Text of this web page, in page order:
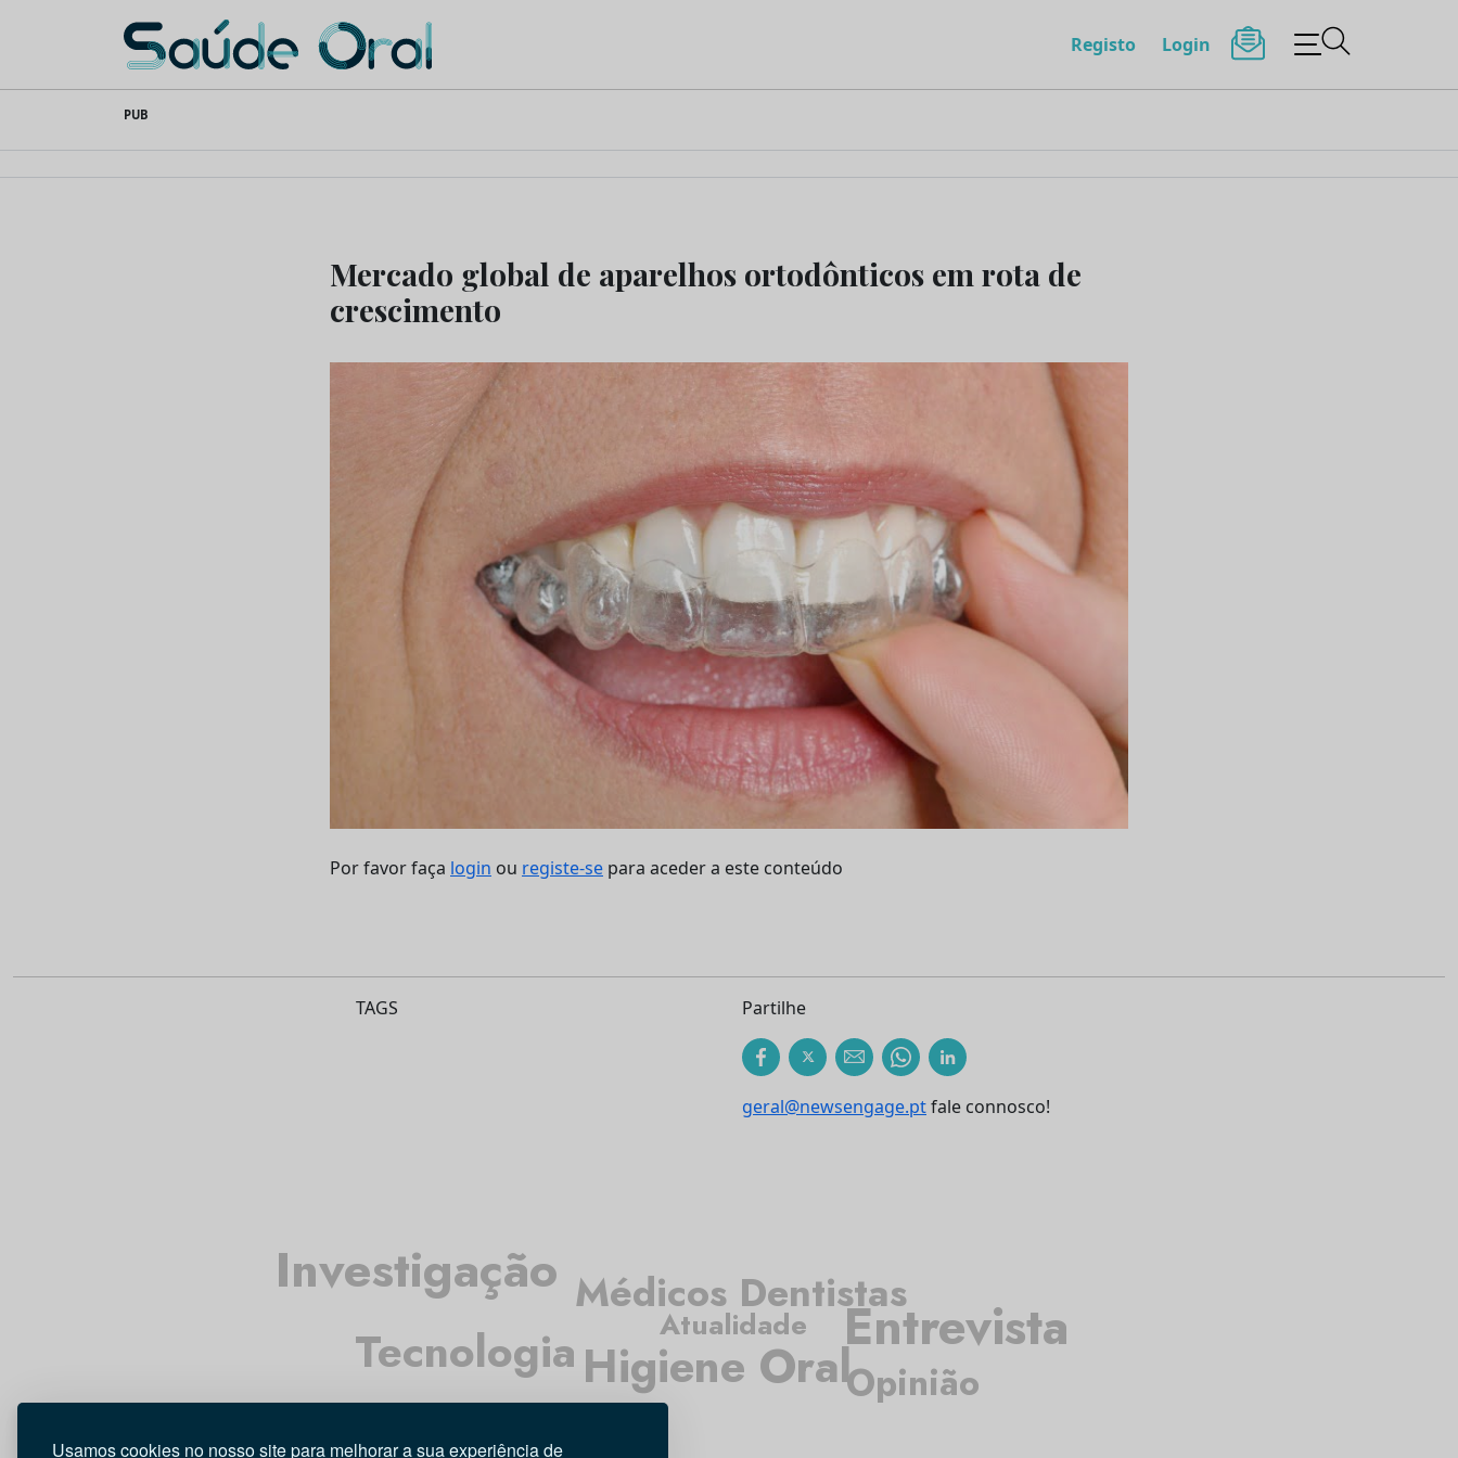
Usamos cookies no nosso site para melhorar a sua experiência de
content
Saúde Oral Registo Login
PUB
Mercado global de aparelhos ortodônticos em rota de
crescimento
Por favor faça login ou registe-se para aceder a este conteúdo
TAGS Partilhe
geral@newsengage.ptfale connosco!
Atualidade
Médicos Dentistas
Higiene Oral
Entrevista
Opinião
Tecnologia
Investigação